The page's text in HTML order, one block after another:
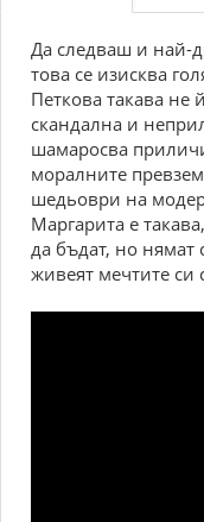
Да следваш и най-
това се изисква
Петкова такава не
скандална и
шамаросва
моралните
шедьоври на
Маргарита е
да бъдат, но нямат
живеят мечтите си